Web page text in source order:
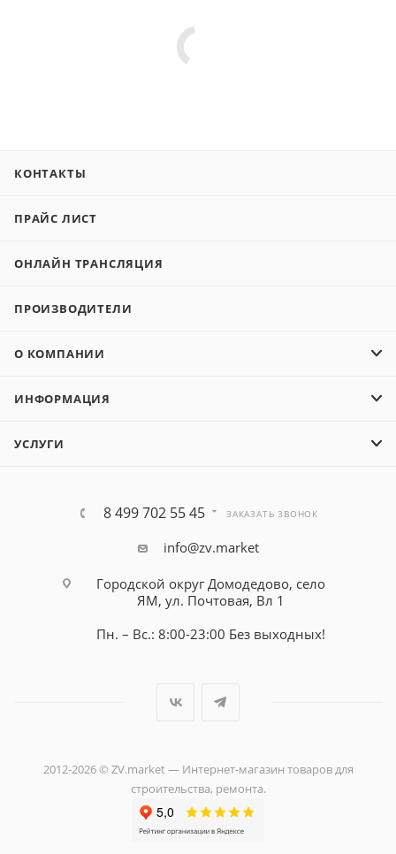
КОНТАКТЫ
ПРАЙС ЛИСТ
ОНЛАЙН ТРАНСЛЯЦИЯ
ПРОИЗВОДИТЕЛИ
О КОМПАНИИ
ИНФОРМАЦИЯ
УСЛУГИ
8 499 702 55 45 ЗАКАЗАТЬ ЗВОНОК
info@zv.market
Городской округ Домодедово, село
ЯМ, ул. Почтовая, Вл 1
Пн. – Вс.: 8:00-23:00 Без выходных!
2012-2026 © ZV.market — Интернет-магазин товаров для
строительства, ремонта.